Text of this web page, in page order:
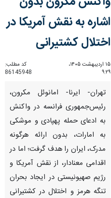
اشاره به نقش آمریکا در
اختلال کشتیرانی
۱۵ اردیبهشت ۱۴۰۵،
۹:۲۹
کد مطلب:
86145948
تهران- ایرنا- امانوئل مکرون،
رئیس‌جمهوری فرانسه در واکنش
به ادعای حمله پهپادی و موشکی
به امارات، بدون ارائه هرگونه
مدرک، ایران را هدف گرفت؛ اما در
اقدامی معنادار، از نقش آمریکا و
رژیم صهیونیستی در ایجاد بحران
تنگه هرمز و اختلال در کشتیرانی